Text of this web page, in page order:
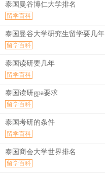
泰国曼谷博仁大学排名
留学百科
泰国曼谷大学研究生留学要几年
留学百科
泰国读研要几年
留学百科
泰国读研gpa要求
留学百科
泰国考研的条件
留学百科
泰国商会大学世界排名
留学百科